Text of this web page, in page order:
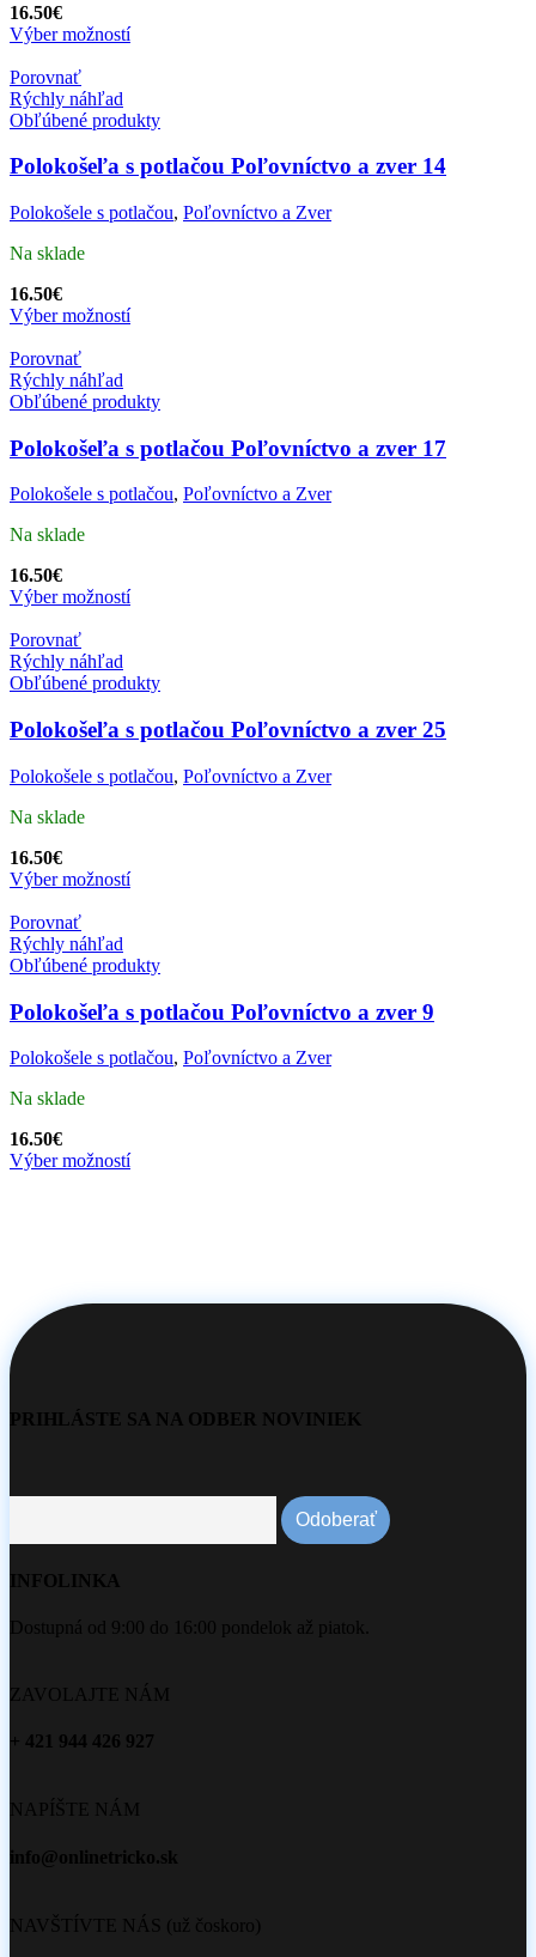
16.50€
Výber možností
Porovnať
Rýchly náhľad
Obľúbené produkty
Polokošeľa s potlačou Poľovníctvo a zver 14
Polokošele s potlačou, Poľovníctvo a Zver
Na sklade
16.50€
Výber možností
Porovnať
Rýchly náhľad
Obľúbené produkty
Polokošeľa s potlačou Poľovníctvo a zver 17
Polokošele s potlačou, Poľovníctvo a Zver
Na sklade
16.50€
Výber možností
Porovnať
Rýchly náhľad
Obľúbené produkty
Polokošeľa s potlačou Poľovníctvo a zver 25
Polokošele s potlačou, Poľovníctvo a Zver
Na sklade
16.50€
Výber možností
Porovnať
Rýchly náhľad
Obľúbené produkty
Polokošeľa s potlačou Poľovníctvo a zver 9
Polokošele s potlačou, Poľovníctvo a Zver
Na sklade
16.50€
Výber možností
PRIHLÁSTE SA NA ODBER NOVINIEK
INFOLINKA
Dostupná od 9:00 do 16:00 pondelok až piatok.
ZAVOLAJTE NÁM
+ 421 944 426 927
NAPÍŠTE NÁM
info@onlinetricko.sk
NAVŠTÍVTE NÁS (už čoskoro)